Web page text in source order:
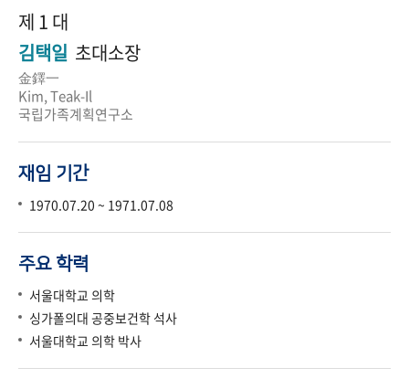
제 1 대
김택일 초대소장
金鐸一
Kim, Teak-Il
국립가족계획연구소
재임 기간
1970.07.20 ~ 1971.07.08
주요 학력
서울대학교 의학
싱가폴의대 공중보건학 석사
서울대학교 의학 박사